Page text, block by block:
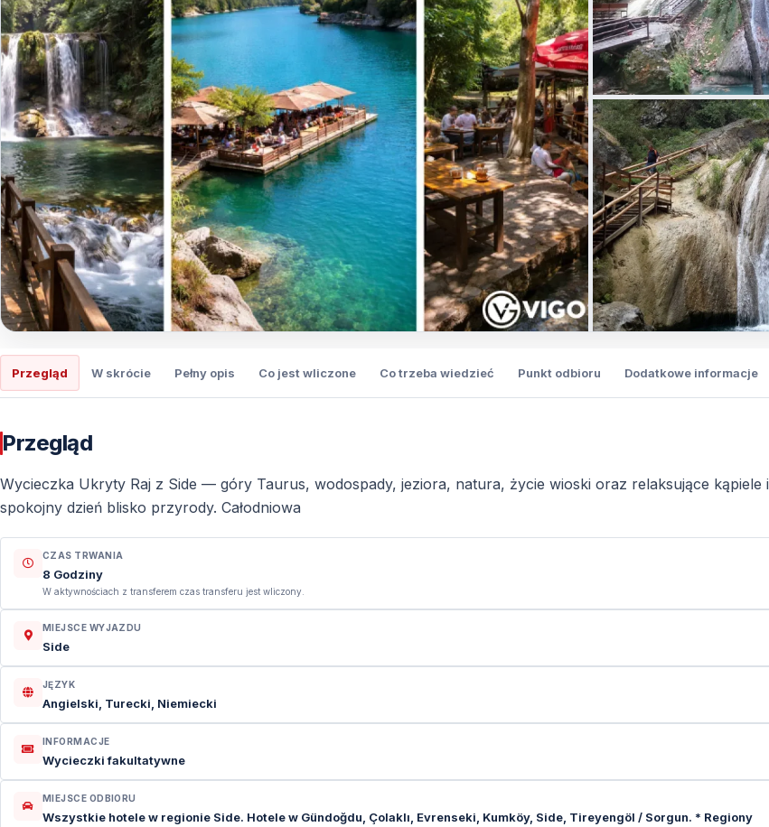
Przegląd W skrócie Pełny opis Co jest wliczone Co trzeba wiedzieć Punkt odbioru Dodatkowe informacje
Przegląd
Wycieczka Ukryty Raj z Side — góry Taurus, wodospady, jeziora, natura, życie wioski oraz relaksujące kąpiele i
spokojny dzień blisko przyrody. Całodniowa
CZAS TRWANIA
8 Godziny
W aktywnościach z transferem czas transferu jest wliczony.
MIEJSCE WYJAZDU
Side
JĘZYK
Angielski, Turecki, Niemiecki
INFORMACJE
Wycieczki fakultatywne
MIEJSCE ODBIORU
Wszystkie hotele w regionie Side. Hotele w Gündoğdu, Çolaklı, Evrenseki, Kumköy, Side, Tireyengöl / Sorgun. * Regiony